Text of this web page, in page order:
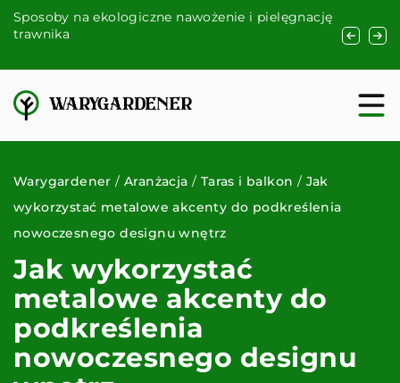
Sposoby na ekologiczne nawożenie i pielęgnację
trawnika
na
Warygardener /Aranżacja / Taras i balkon / Jak
wykorzystać metalowe akcenty do podkreślenia
nowoczesnego designu wnętrz
Jak wykorzystać
metalowe akcenty do
podkreślenia
nowoczesnego designu